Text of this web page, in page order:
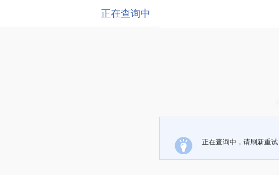
正在查询中
正在查询中，请刷新重试